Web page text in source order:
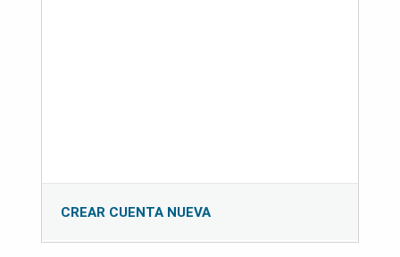
CREAR CUENTA NUEVA